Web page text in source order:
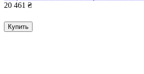
20 461 ₴
Купить